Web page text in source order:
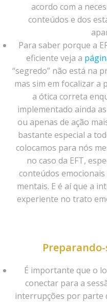
acordo com a
conteúdos e dos
Para saber porque a
eficiente veja a
“segredo” não está na
mas sim em focalizar a
a ótica correta
implementado ainda
ou apenas de ação
bastante especial a
colocamos para nós
no caso da EFT,
conteúdos
mentais. E é aí que a
experiente no trato
É importante que o
conectar para a
interrupções por parte